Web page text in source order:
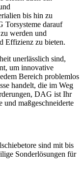
bis hin zu
Torsysteme darauf
werden und
Effizienz zu bieten.
unerlässlich sind,
um innovative
Bereich problemlos
handelt, die im Weg
DAG ist Ihr
und maßgeschneiderte
sind mit bis
Sonderlösungen für